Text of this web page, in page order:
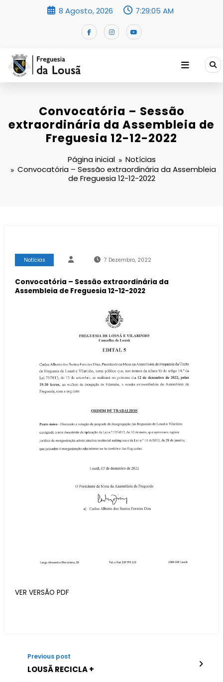
8 Agosto, 2026 7:29:06 AM
Convocatória – Sessão
extraordinária da Assembleia de
Freguesia 12-12-2022
Página inicial
Notícias
Convocatória – Sessão extraordinária da Assembleia
de Freguesia 12-12-2022
Notícias 7 Dezembro, 2022
Convocatória – Sessão extraordinária da
Assembleia de Freguesia 12-12-2022
VER VERSÃO PDF
Previous post
LOUSÃ RECICLA +